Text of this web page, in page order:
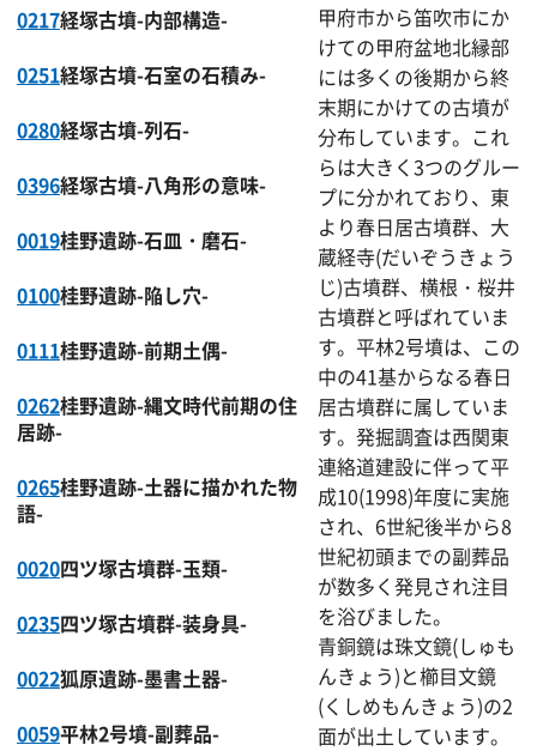
0217経塚古墳-内部構造-
0251経塚古墳-石室の石積み-
0280経塚古墳-列石-
0396経塚古墳-八角形の意味-
0019桂野遺跡-石皿・磨石-
0100桂野遺跡-陥し穴-
0111桂野遺跡-前期土偶-
0262桂野遺跡-縄文時代前期の住
居跡-
0265桂野遺跡-土器に描かれた物
語-
0020四ツ塚古墳群-玉類-
0235四ツ塚古墳群-装身具-
0022狐原遺跡-墨書土器-
0059平林2号墳-副葬品-
甲府市から笛吹市にか
けての甲府盆地北縁部
には多くの後期から終
末期にかけての古墳が
分布しています。これ
らは大きく3つのグルー
プに分かれており、東
より春日居古墳群、大
蔵経寺(だいぞうきょう
じ)古墳群、横根・桜井
古墳群と呼ばれていま
す。平林2号墳は、この
中の41基からなる春日
居古墳群に属していま
す。発掘調査は西関東
連絡道建設に伴って平
成10(1998)年度に実施
され、6世紀後半から8
世紀初頭までの副葬品
が数多く発見され注目
を浴びました。
青銅鏡は珠文鏡(しゅも
んきょう)と櫛目文鏡
(くしめもんきょう)の2
面が出土しています。